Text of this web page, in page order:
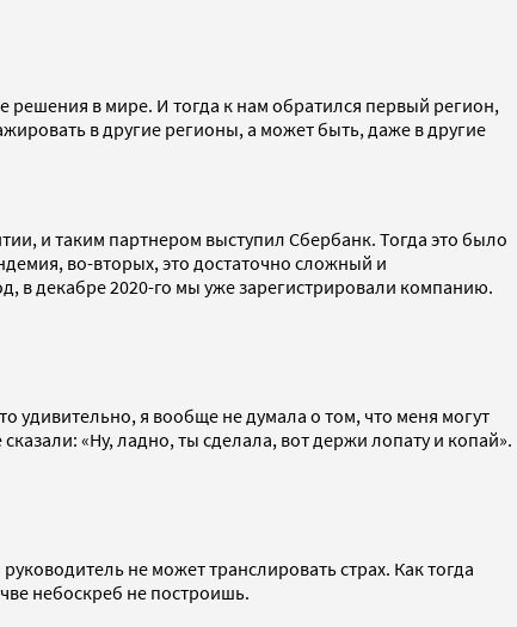
в мире. И тогда к нам обратился первый регион,
в другие регионы, а может быть, даже в другие
и таким партнером выступил Сбербанк. Тогда это было
во-вторых, это достаточно сложный и
в декабре 2020-го мы уже зарегистрировали компанию.
удивительно, я вообще не думала о том, что меня могут
«Ну, ладно, ты сделала, вот держи лопату и копай».
не может транслировать страх. Как тогда
небоскреб не построишь.